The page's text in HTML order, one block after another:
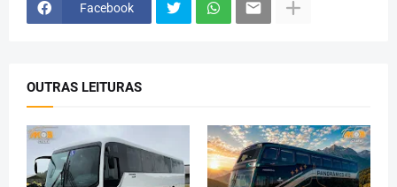
Facebook
OUTRAS LEITURAS